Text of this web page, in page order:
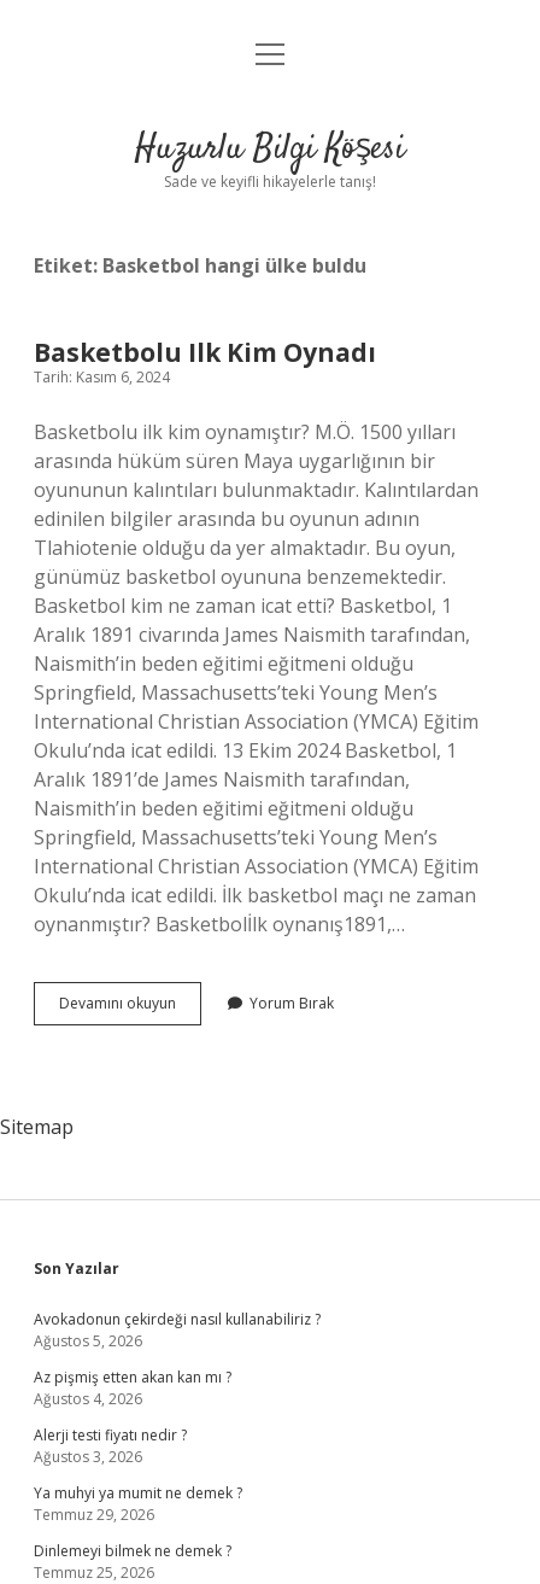
Anasayfa
Yasal Uyarı
menüyü
Huzurlu Bilgi Köşesi
Sade ve keyifli hikayelerle tanış!
Etiket: Basketbol hangi ülke buldu
Basketbolu Ilk Kim Oynadı
Tarih: Kasım 6, 2024
Basketbolu ilk kim oynamıştır? M.Ö. 1500 yılları
arasında hüküm süren Maya uygarlığının bir
oyununun kalıntıları bulunmaktadır. Kalıntılardan
edinilen bilgiler arasında bu oyunun adının
Tlahiotenie olduğu da yer almaktadır. Bu oyun,
günümüz basketbol oyununa benzemektedir.
Basketbol kim ne zaman icat etti? Basketbol, ​​1
Aralık 1891 civarında James Naismith tarafından,
Naismith’in beden eğitimi eğitmeni olduğu
Springfield, Massachusetts’teki Young Men’s
International Christian Association (YMCA) Eğitim
Okulu’nda icat edildi. 13 Ekim 2024 Basketbol, ​​1
Aralık 1891’de James Naismith tarafından,
Naismith’in beden eğitimi eğitmeni olduğu
Springfield, Massachusetts’teki Young Men’s
International Christian Association (YMCA) Eğitim
Okulu’nda icat edildi. İlk basketbol maçı ne zaman
oynanmıştır? Basketbolİlk oynanış1891,…
Devamını okuyun Basketbolu
Ilk
Yorum Bırak
Sitemap
Sidebar
Son Yazılar
Avokadonun çekirdeği nasıl kullanabiliriz ?
Ağustos 5, 2026
Az pişmiş etten akan kan mı ?
Ağustos 4, 2026
Alerji testi fiyatı nedir ?
Ağustos 3, 2026
Ya muhyi ya mumit ne demek ?
Temmuz 29, 2026
Dinlemeyi bilmek ne demek ?
Temmuz 25, 2026